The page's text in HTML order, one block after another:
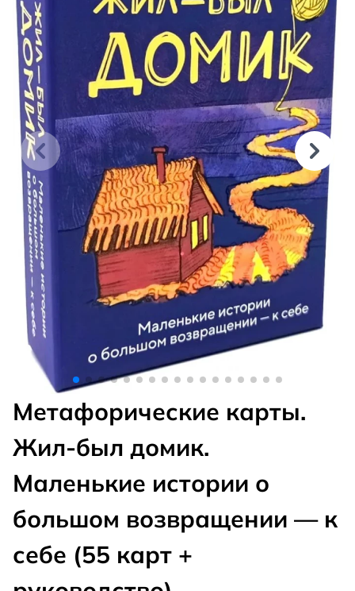
Метафорические карты.
Жил-был домик.
Маленькие истории о
большом возвращении — к
себе (55 карт +